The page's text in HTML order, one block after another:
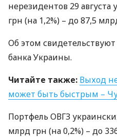
нерезидентов 29
грн (на 1,2%) – до 87,5
Об этом
банка Украины.
Читайте также: Выход
может быть быстрым –
Портфель ОВГЗ
млрд грн (на 0,2%) – до